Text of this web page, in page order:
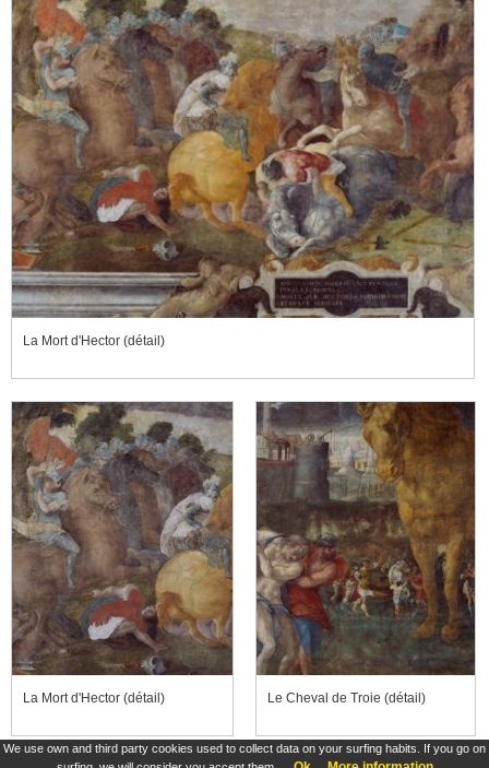
We use own and third party cookies used to collect data on your surfing habits. If you go on
La Mort d'Hector (détail)
La Mort d'Hector (détail) Le Cheval de Troie (détail)